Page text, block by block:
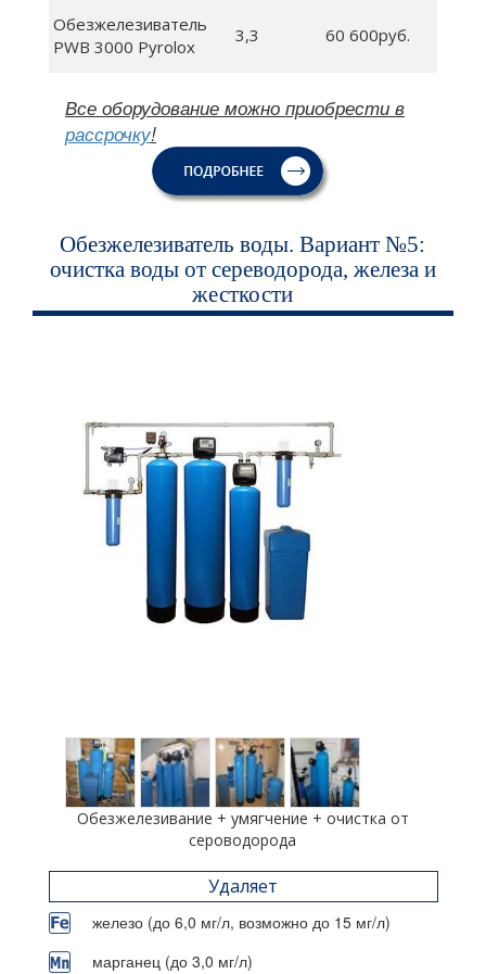
Обезжелезиватель
PWB 3000 Pyrolox
3,3 60 600руб.
Все оборудование можно приобрести в
рассрочку!
Обезжелезиватель воды. Вариант №5:
очистка воды от сереводорода, железа и
жесткости
Обезжелезивание + умягчение + очистка от
сероводорода
Удаляет
железо (до 6,0 мг/л, возможно до 15 мг/л)
марганец (до 3,0 мг/л)